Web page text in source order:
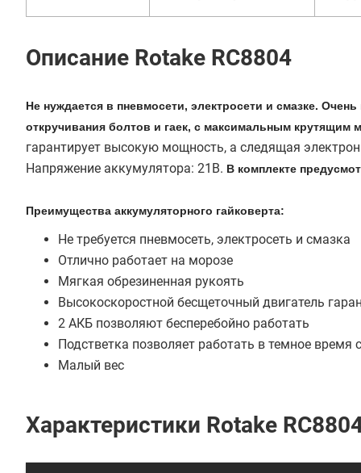
Описание Rotake RC8804
Не нуждается в пневмосети, электросети и смазке.
откручивания болтов и гаек, с максимальным крутящим
гарантирует высокую мощность, а следящая
Напряжение аккумулятора: 21В. В комплекте
Преимущества аккумуляторного гайковерта:
Не требуется пневмосеть, электросеть и смазка
Отлично работает на морозе
Мягкая обрезиненная рукоять
Высокоскоростной бесщеточный двигатель
2 АКБ позволяют бесперебойно работать
Подстветка позволяет работать в темное время
Малый вес
Характеристики Rotake